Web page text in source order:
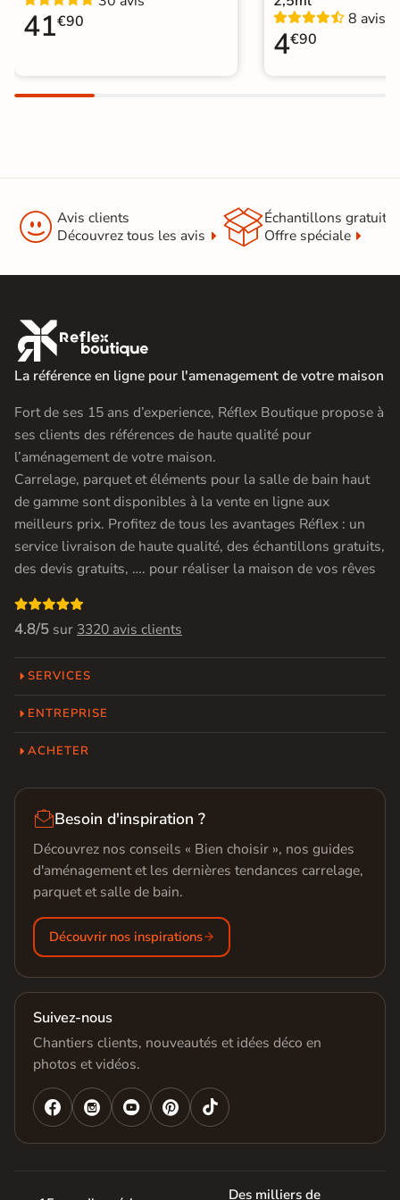
Catégories Carrelage 60x120|
Carrelage sol cuisine|
41€90
8 avis
4€90
 Avis clients
Découvrez tous les avis
Échantillons gratuit
Offre spéciale

La référence en ligne pour l'amenagement de votre maison
Fort de ses 15 ans d’experience, Réflex Boutique propose à
ses clients des références de haute qualité pour
l’aménagement de votre maison.
Carrelage, parquet et éléments pour la salle de bain haut
de gamme sont disponibles à la vente en ligne aux
meilleurs prix. Profitez de tous les avantages Réflex : un
service livraison de haute qualité, des échantillons gratuits,
des devis gratuits, …. pour réaliser la maison de vos rêves

4.8/5 sur 3320 avis clients
SERVICES
ENTREPRISE
ACHETER
Besoin d'inspiration ?
Découvrez nos conseils « Bien choisir », nos guides
d'aménagement et les dernières tendances carrelage,
parquet et salle de bain.
Découvrir nos inspirations
Suivez-nous
Chantiers clients, nouveautés et idées déco en
photos et vidéos.
   
Des milliers de